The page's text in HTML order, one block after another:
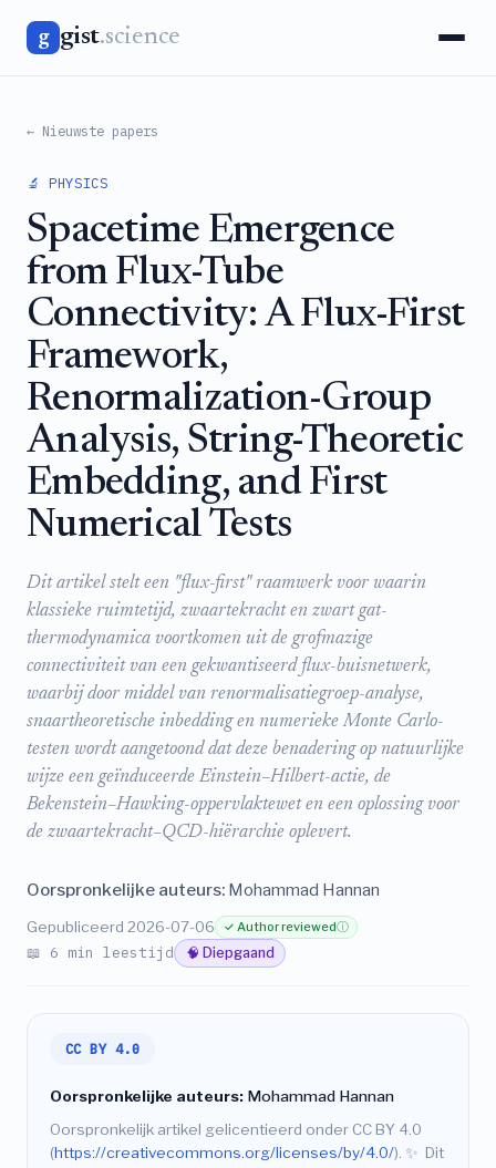
g gist.science
← Nieuwste papers
🔬 PHYSICS
Spacetime Emergence
from Flux-Tube
Connectivity: A Flux-First
Framework,
Renormalization-Group
Analysis, String-Theoretic
Embedding, and First
Numerical Tests
Dit artikel stelt een "flux-first" raamwerk voor waarin
klassieke ruimtetijd, zwaartekracht en zwart gat-
thermodynamica voortkomen uit de grofmazige
connectiviteit van een gekwantiseerd flux-buisnetwerk,
waarbij door middel van renormalisatiegroep-analyse,
snaartheoretische inbedding en numerieke Monte Carlo-
testen wordt aangetoond dat deze benadering op natuurlijke
wijze een geïnduceerde Einstein–Hilbert-actie, de
Bekenstein–Hawking-oppervlaktewet en een oplossing voor
de zwaartekracht–QCD-hiërarchie oplevert.
Oorspronkelijke auteurs: Mohammad Hannan
Gepubliceerd 2026-07-06 ✓ Author reviewedⓘ
📖 6 min leestijd 🧠 Diepgaand
CC BY 4.0
Oorspronkelijke auteurs: Mohammad Hannan
Oorspronkelijk artikel gelicentieerd onder CC BY 4.0
(https://creativecommons.org/licenses/by/4.0/). ✨ Dit